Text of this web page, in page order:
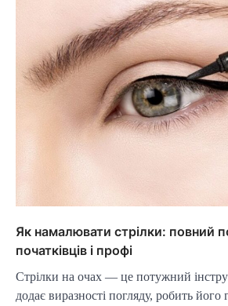
Як намалювати стрілки: повний
початківців і профі
Стрілки на очах — це потужний
додає виразності погляду, робить його